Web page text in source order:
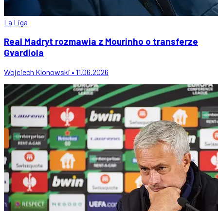
La Liga
Real Madryt rozmawia z Mourinho o transferze
Gvardiola
Wojciech Klonowski • 11.06.2026